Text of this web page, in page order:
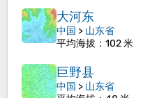
大河东
中国 > 山东省
平均海拔 ：102 米
巨野县
中国 > 山东省